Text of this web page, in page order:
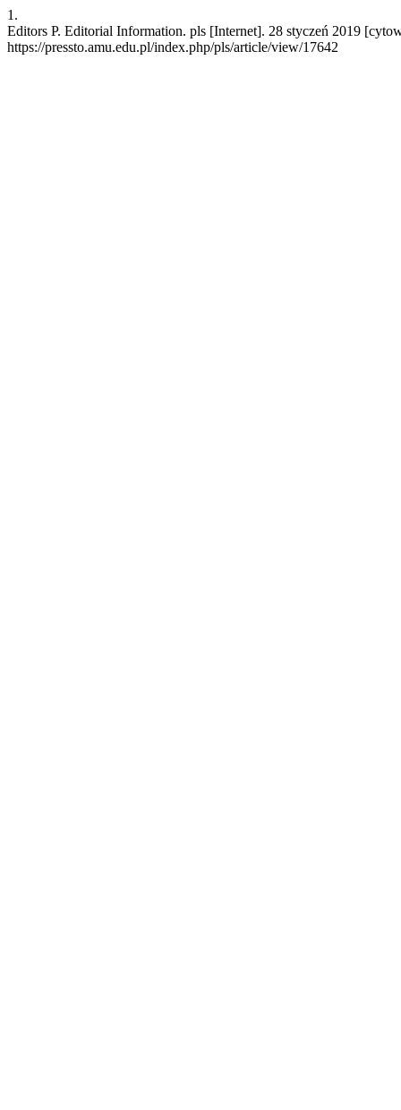
1.
Editors P. Editorial Information. pls [Internet]. 28 styczeń 2019
https://pressto.amu.edu.pl/index.php/pls/article/view/17642